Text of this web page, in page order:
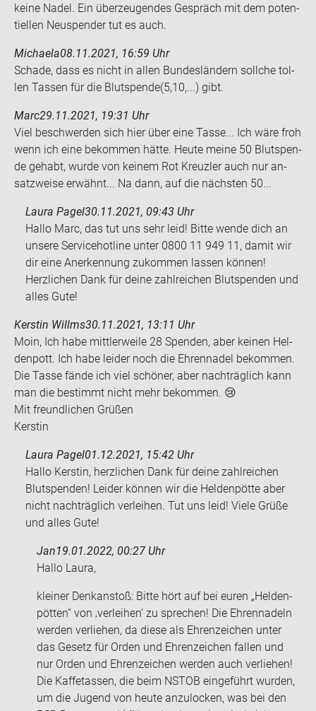
keine Nadel. Ein über­zeu­gen­des Ge­spräch mit dem po­ten­
ti­el­len Neu­spen­der tut es auch.
Michaela08.11.2021, 16:59 Uhr
Scha­de, dass es nicht in allen Bun­des­län­dern soll­che tol­
len Tas­sen für die Blut­spen­de(5,10,...) gibt.
Marc29.11.2021, 19:31 Uhr
Viel be­schwer­den sich hier über eine Tasse... Ich wäre froh
wenn ich eine be­kom­men hätte. Heute meine 50 Blut­spen­
de ge­habt, wurde von kei­nem Rot Kreuz­ler auch nur an­
satz­wei­se er­wähnt... Na dann, auf die nächs­ten 50...
Laura Pagel30.11.2021, 09:43 Uhr
Hallo Marc, das tut uns sehr leid! Bitte wende dich an
unsere Servicehotline unter 0800 11 949 11, damit wir
dir eine Anerkennung zukommen lassen können!
Herzlichen Dank für deine zahlreichen Blutspenden und
alles Gute!
Kerstin Willms30.11.2021, 13:11 Uhr
Moin, Ich habe mitt­ler­wei­le 28 Spen­den, aber kei­nen Hel­
den­pott. Ich habe lei­der noch die Eh­ren­na­del be­kom­men.
Die Tasse fände ich viel schö­ner, aber nach­träg­lich kann
man die be­stimmt nicht mehr be­kom­men. 😢
Mit freund­li­chen Grü­ßen
Kers­tin
Laura Pagel01.12.2021, 15:42 Uhr
Hallo Kerstin, herzlichen Dank für deine zahlreichen
Blutspenden! Leider können wir die Heldenpötte aber
nicht nachträglich verleihen. Tut uns leid! Viele Grüße
und alles Gute!
Jan19.01.2022, 00:27 Uhr
Hallo Laura,
klei­ner Denk­an­stoß: Bitte hört auf bei euren „Hel­den­
pöt­ten“ von ‚ver­lei­hen‘ zu spre­chen! Die Eh­ren­na­deln
wer­den ver­lie­hen, da diese als Eh­ren­zei­chen unter
das Ge­setz für Orden und Eh­ren­zei­chen fal­len und
nur Orden und Eh­ren­zei­chen wer­den auch ver­lie­hen!
Die Kaff­e­tas­sen, die beim NSTOB ein­ge­führt wur­den,
um die Ju­gend von heute an­zu­lo­cken, was bei den